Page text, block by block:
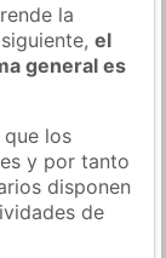
la
el
general es
los
y por tanto
disponen
de